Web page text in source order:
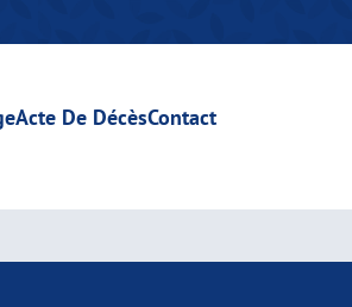
Acte De DécèsContact